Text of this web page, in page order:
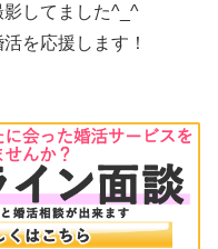
してました^_^
を応援します！